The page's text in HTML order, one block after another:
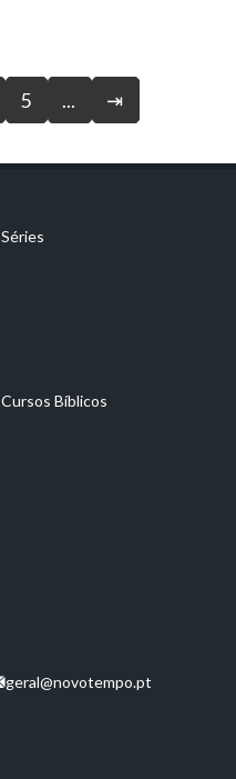
5 ... ⇥
Séries
Cursos Bíblicos
geral@novotempo.pt